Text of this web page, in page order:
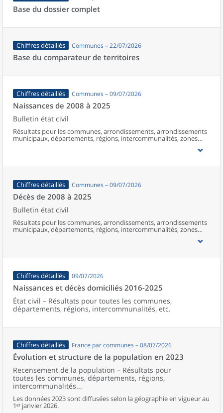
Base du dossier complet
Chiffres détaillés Communes – 22/07/2026
Base du comparateur de territoires
Chiffres détaillés Communes – 09/07/2026
Naissances de 2008 à 2025
Bulletin état civil
Résultats pour les communes, arrondissements, arrondissements
municipaux, départements, régions, intercommunalités, zones
d’emploi, bassins de vie, unités urbaines et aires d’attraction des
Chiffres détaillés Communes – 09/07/2026
Décès de 2008 à 2025
Bulletin état civil
Résultats pour les communes, arrondissements, arrondissements
municipaux, départements, régions, intercommunalités, zones
d’emploi, bassins de vie, unités urbaines et aires d’attraction des
Chiffres détaillés 09/07/2026
Naissances et décès domiciliés 2016-2025
État civil – Résultats pour toutes les communes,
départements, régions, intercommunalités, etc.
Chiffres détaillés France par communes – 08/07/2026
Évolution et structure de la population en 2023
Recensement de la population – Résultats pour
toutes les communes, départements, régions,
intercommunalités...
Les données 2023 sont diffusées selon la géographie en vigueur au
1ᵉʳ janvier 2026.